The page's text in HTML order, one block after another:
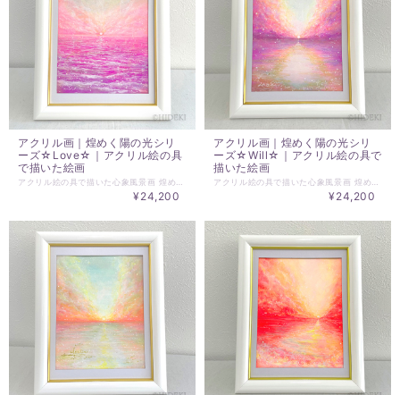
アクリル画｜煌めく陽の光シリ
ーズ☆Love☆｜アクリル絵の具
で描いた絵画
¥24,200
アクリル画｜煌めく陽の光シリ
ーズ☆Will☆｜アクリル絵の具で
描いた絵画
¥24,200